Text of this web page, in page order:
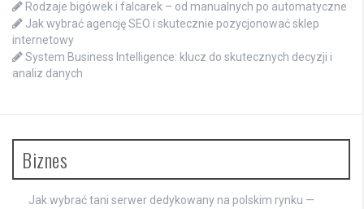
Rodzaje bigówek i falcarek – od manualnych po automatyczne
Jak wybrać agencję SEO i skutecznie pozycjonować sklep
internetowy
System Business Intelligence: klucz do skutecznych decyzji i
analiz danych
Biznes
Jak wybrać tani serwer dedykowany na polskim rynku —